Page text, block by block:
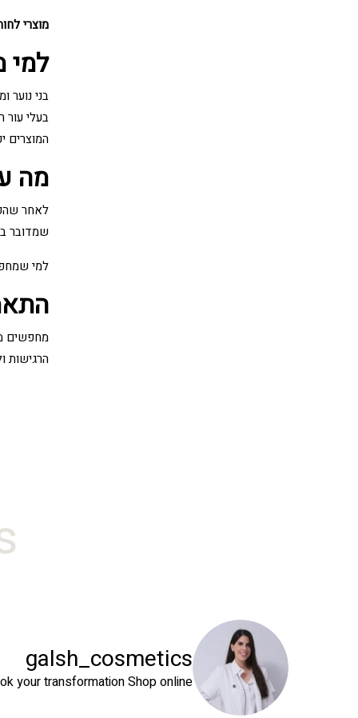
מוצרי
למי
בני נוער
בעלי עור
המוצרים
מה
לאחר
שמדובר
למי
מחפשים
הרגישות
galsh_cosmetics
your transformationShop online⬇️